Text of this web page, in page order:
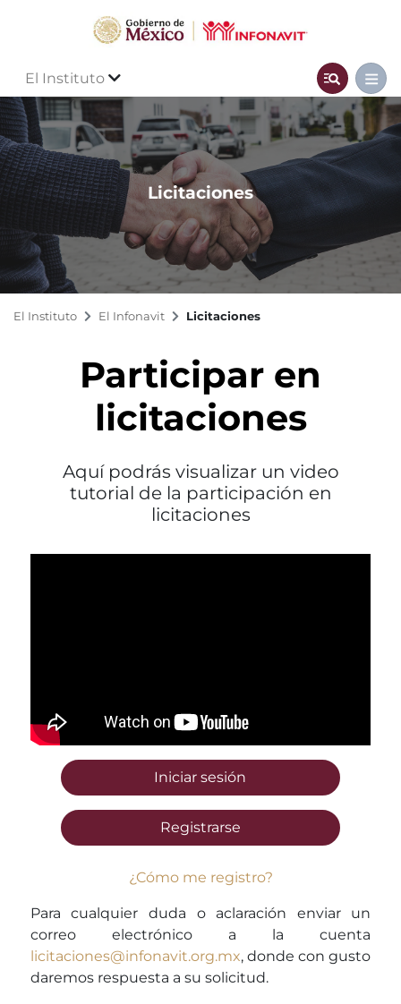
El Instituto
Licitaciones
El Instituto El Infonavit Licitaciones
Participar en
licitaciones
Aquí podrás visualizar un video
tutorial de la participación en
licitaciones
Iniciar sesión
Registrarse
¿Cómo me registro?
Para cualquier duda o aclaración enviar un
correo electrónico a la cuenta
licitaciones@infonavit.org.mx, donde con gusto
daremos respuesta a su solicitud.